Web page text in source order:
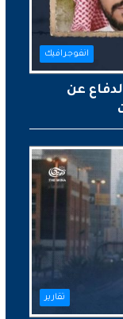
انفوجرافيك
عن
تقارير